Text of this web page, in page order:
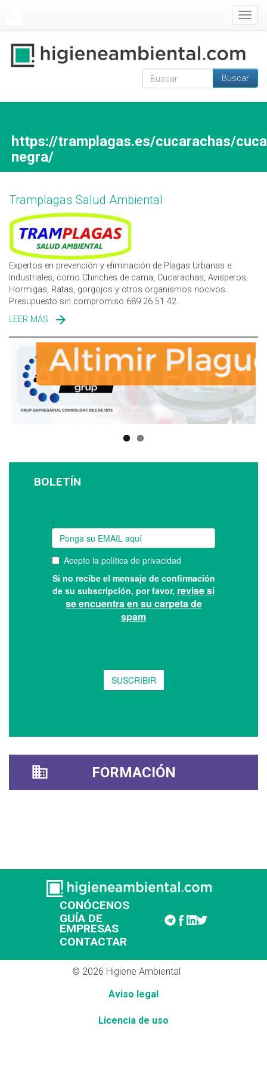
Formulario de
Buscar
https://tramplagas.es/cucarachas/
negra/
Tramplagas Salud Ambiental
Expertos en prevención y eliminación de Plagas Urbanas e
Industriales, como Chinches de cama, Cucarachas, Avisperos,
Hormigas, Ratas, gorgojos y otros organismos nocivos.
Presupuesto sin compromiso 689 26 51 42.
LEER MÁS SOBRE TRAMPLAGAS SALUD AMBIENTAL
BOLETÍN
FORMACIÓN
CONÓCENOS
GUÍA DE
EMPRESAS
CONTACTAR
© 2026 Higiene Ambiental
Aviso legal
Licencia de uso